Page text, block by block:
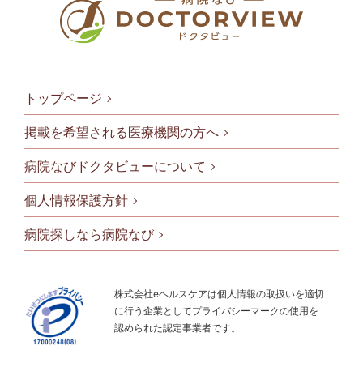
フッタメニ
トップページ
掲載を希望される医療機関の方へ
病院なびドクタビューについて
個人情報保護方針
病院探しなら病院なび
株式会社eヘルスケアは個人情報の取扱いを適切
に行う企業としてプライバシーマークの使用を
認められた認定事業者です。